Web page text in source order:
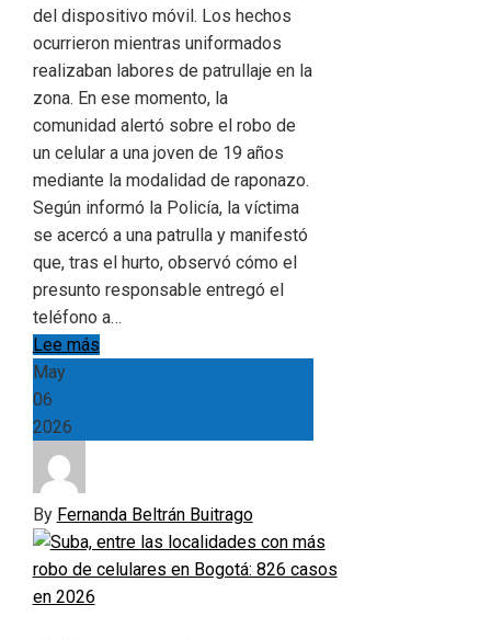
del dispositivo móvil. Los hechos
ocurrieron mientras uniformados
realizaban labores de patrullaje en la
zona. En ese momento, la
comunidad alertó sobre el robo de
un celular a una joven de 19 años
mediante la modalidad de raponazo.
Según informó la Policía, la víctima
se acercó a una patrulla y manifestó
que, tras el hurto, observó cómo el
presunto responsable entregó el
teléfono a…
Lee más
May
06
2026
By Fernanda Beltrán Buitrago